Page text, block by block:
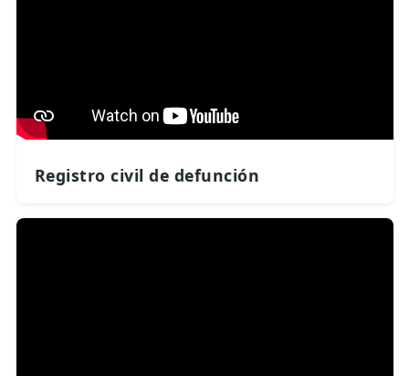
Registro civil de defunción